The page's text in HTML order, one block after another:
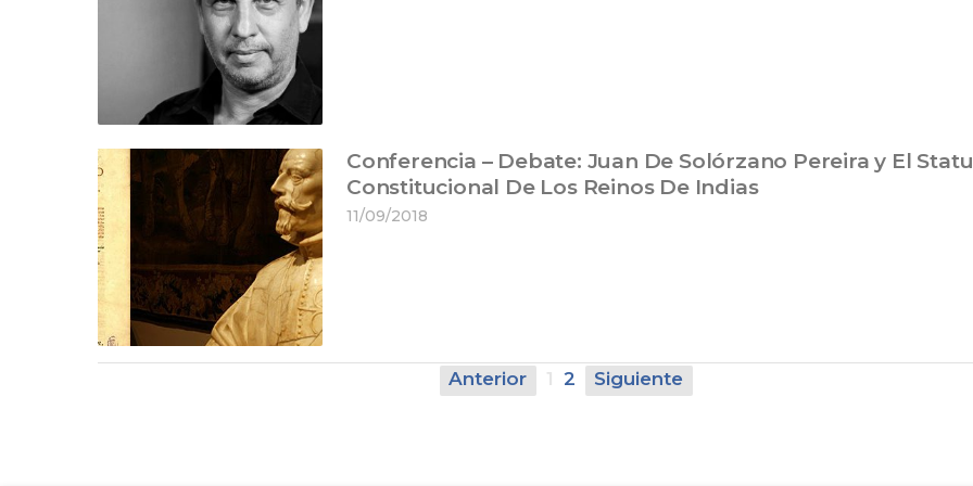
Conferencia – Debate: Juan De Solórzano Pereira y El
Constitucional De Los Reinos De Indias
11/09/2018
Anterior 1 2 Siguiente